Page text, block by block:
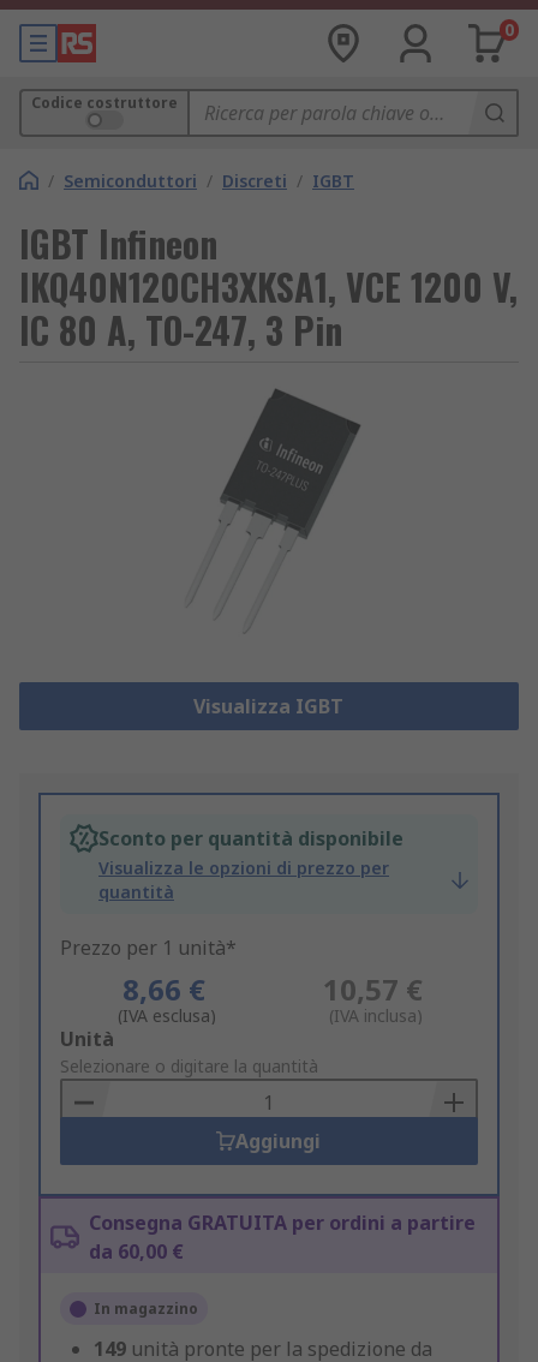
0
Codice costruttore
/ Semiconduttori / Discreti / IGBT
IGBT Infineon
IKQ40N120CH3XKSA1, VCE 1200 V,
IC 80 A, TO-247, 3 Pin
Visualizza IGBT
Sconto per quantità disponibile
Visualizza le opzioni di prezzo per
quantità
Prezzo per 1 unità*
8,66 €
(IVA esclusa)
10,57 €
(IVA inclusa)
Add
to
Basket
Unità
Selezionare o digitare la quantità
Aggiungi
Consegna GRATUITA per ordini a partire
da 60,00 €
In magazzino
149 unità pronte per la spedizione da